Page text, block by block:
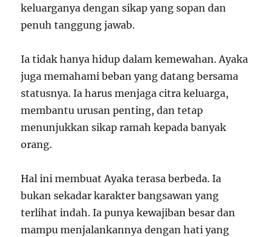
keluarganya dengan sikap yang sopan dan
penuh tanggung jawab.
Ia tidak hanya hidup dalam kemewahan. Ayaka
juga memahami beban yang datang bersama
statusnya. Ia harus menjaga citra keluarga,
membantu urusan penting, dan tetap
menunjukkan sikap ramah kepada banyak
orang.
Hal ini membuat Ayaka terasa berbeda. Ia
bukan sekadar karakter bangsawan yang
terlihat indah. Ia punya kewajiban besar dan
mampu menjalankannya dengan hati yang